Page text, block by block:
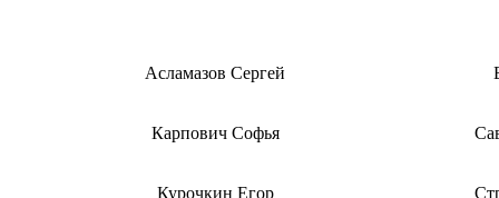
Асламазов Сергей
Карпович Софья
Курочкин Егор